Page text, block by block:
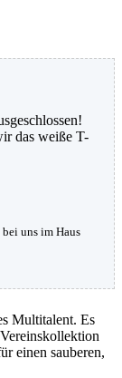
das weiße T-
uns im Haus
Multitalent. Es
einen sauberen,